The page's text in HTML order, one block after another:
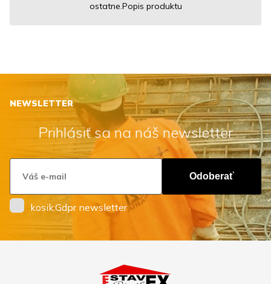
ostatne.Popis produktu
NEWSLETTER
Prihlásiť sa na náš newsletter
Odoberať
kosik.Gdpr newsletter